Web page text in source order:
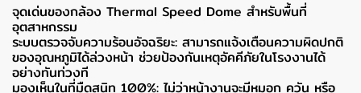
จุดเด่นของกล้อง Thermal Speed Dome สำหรับพื้นที่
อุตสาหกรรม
ระบบตรวจจับความร้อนอัจฉริยะ: สามารถแจ้งเตือนความผิดปกติ
ของอุณหภูมิได้ล่วงหน้า ช่วยป้องกันเหตุอัคคีภัยในโรงงานได้
อย่างทันท่วงที
มองเห็นในที่มืดสนิท 100%: ไม่ว่าหน้างานจะมีหมอก ควัน หรือ